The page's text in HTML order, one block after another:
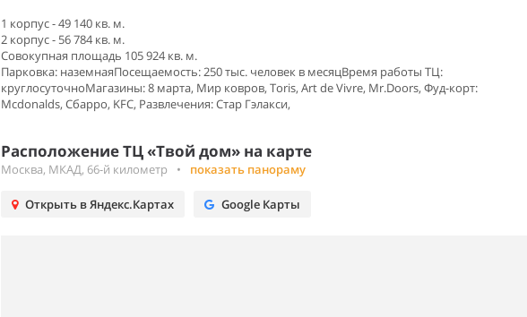
1 корпус - 49 140 кв. м.
2 корпус - 56 784 кв. м.
Совокупная площадь 105 924 кв. м.
Парковка: наземнаяПосещаемость: 250 тыс. человек в месяцВремя работы ТЦ:
круглосуточноМагазины: 8 марта, Мир ковров, Toris, Art de Vivre, Mr.Doors, Фуд-корт:
Mcdonalds, Сбарро, KFC, Развлечения: Стар Гэлакси,
Расположение ТЦ «Твой дом» на карте
Москва, МКАД, 66-й километр • показать панораму
Открыть в Яндекс.Картах Google Карты